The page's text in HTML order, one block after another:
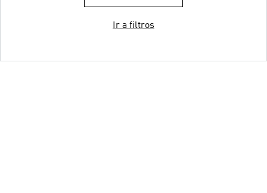
Ir a filtros